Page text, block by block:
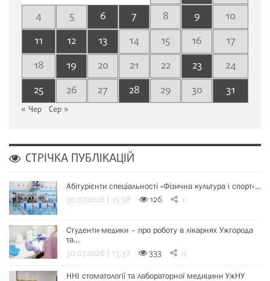
4
5 6 7 8 9
10
11
12 13 14 15 16
17
18
19 20 21 22 23
24
25
26 27 28 29 30 31
« Чер Сер »
СТРІЧКА ПУБЛІКАЦІЙ
Абітурієнти спеціальності «Фізична культура і спорт»…
30.07.2026 | 15:38 126 0
Студенти-медики – про роботу в лікарнях Ужгорода
та…
30.07.2026 | 13:37 333 0
ННІ стоматології та лабораторної медицини УжНУ